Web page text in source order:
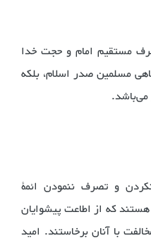
مستقیم امام و حجت خدا
مسلمین صدر اسلام، بلکه
می‌باشد.
و تصرف ننمودن ائمۀ
که از اطاعت پیشوایان
با آنان برخاستند. امید